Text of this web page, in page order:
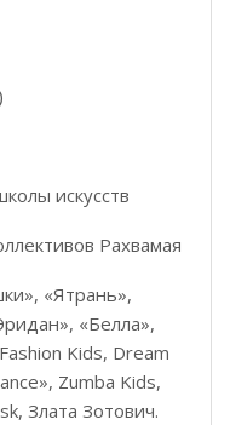
искусств
Рахвамая
«Ятрань»,
«Белла»,
Kids, Dream
Zumba Kids,
Злата Зотович.